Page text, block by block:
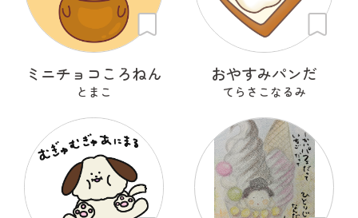
ミニチョコころねん
とまこ
おやすみパンだ
てらさこなるみ